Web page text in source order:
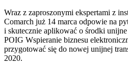
Wraz z zaproszonymi ekspertami z
Comarch już 14 marca odpowie na
i skutecznie aplikować o środki
POIG Wspieranie biznesu
przygotować się do nowej unijnej
2020.